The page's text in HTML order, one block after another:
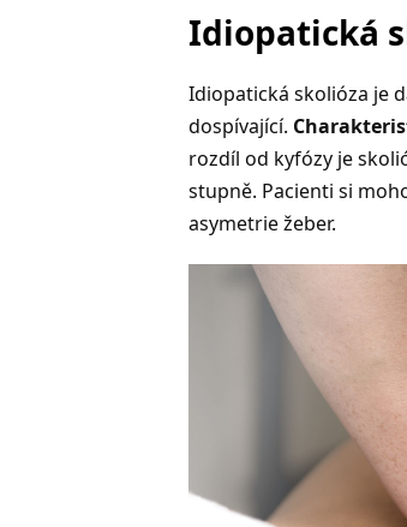
Idiopatická
Idiopatická skolióza je
dospívající.
rozdíl od kyfózy je
stupně. Pacienti si
asymetrie žeber.